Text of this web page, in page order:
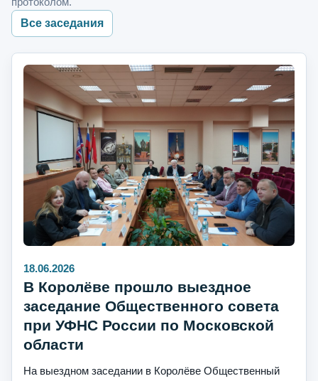
Все заседания
18.06.2026
В Королёве прошло выездное
заседание Общественного совета
при УФНС России по Московской
области
На выездном заседании в Королёве Общественный